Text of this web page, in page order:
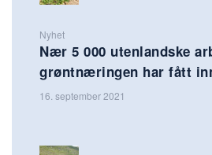
Nyhet
Nær 5 000 utenlandske
grøntnæringen har fått
16. september 2021